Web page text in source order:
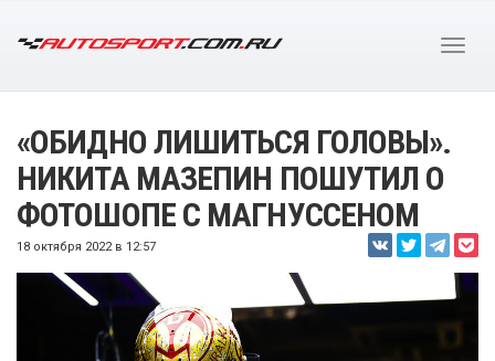
«ОБИДНО ЛИШИТЬСЯ ГОЛОВЫ».
НИКИТА МАЗЕПИН ПОШУТИЛ О
ФОТОШОПЕ С МАГНУССЕНОМ
18 октября 2022 в 12:57